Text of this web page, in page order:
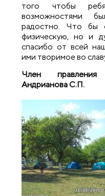
того чтобы
возможностями
радостно. Что бы
физическую, но и
спасибо от всей
ими творимое во
Член
Андрианова С.П.